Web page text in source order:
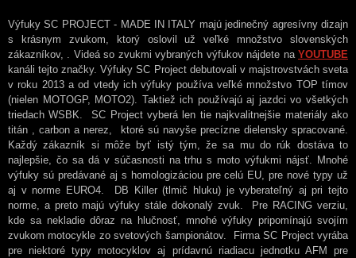
Výfuky SC PROJECT - MADE IN ITALY majú jedinečný agresívny dizajn
s krásnym zvukom, ktorý oslovil už veľké množstvo slovenských
zákazníkov, . Videá so zvukmi vybraných výfukov nájdete na YOUTUBE
kanáli tejto značky. Výfuky SC Project debutovali v majstrovstvách sveta
v roku 2013 a od vtedy ich výfuky používa veľké množstvo TOP tímov
(nielen MOTOGP, MOTO2). Taktiež ich používajú aj jazdci vo všetkých
triedach WSBK. SC Project vyberá len tie najkvalitnejšie materiály ako
titán , carbon a nerez, ktoré sú navyše precízne dielensky spracované.
Každý zákazník si môže byť istý tým, že sa mu do rúk dostáva to
najlepšie, čo sa dá v súčasnosti na trhu s moto výfukmi nájsť. Mnohé
výfuky sú predávané aj s homologizáciou pre celú EU, pre nové typy už
aj v norme EURO4. DB Killer (tlmič hluku) je vyberateľný aj pri tejto
norme, a preto majú výfuky stále dokonalý zvuk. Pre RACING verziu,
kde sa nekladie dôraz na hlučnosť, mnohé výfuky pripomínajú svojím
zvukom motocykle zo svetových šampionátov. Firma SC Project vyrába
pre niektoré typy motocyklov aj prídavnú riadiacu jednotku AFM pre